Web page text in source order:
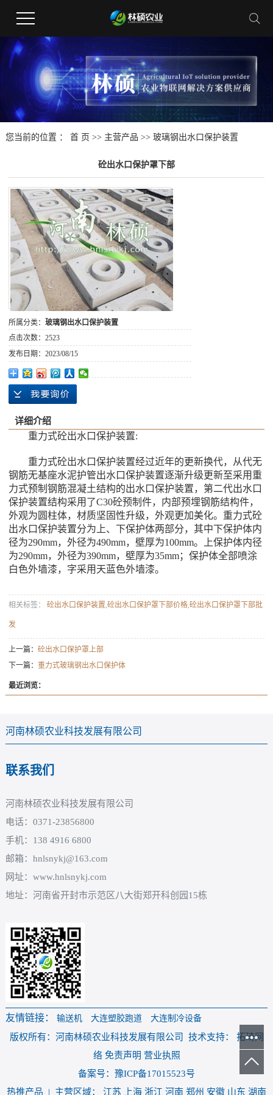
您当前的位置 ： 首 页 >> 主营产品 >> 玻璃钢出水口保护装置
砼出水口保护罩下部
所属分类： 玻璃钢出水口保护装置
点击次数： 2523
发布日期： 2023/08/15
详细介绍
重力式砼出水口保护装置:
重力式砼出水口保护装置经过近年的更新换代，从代无
钢筋无基座水泥护管出水口保护装置逐渐升级更新至采用重
力式预制钢筋混凝土结构的出水口保护装置，第二代出水口
保护装置结构采用了C30砼预制件，内部预埋钢筋结构件，
外观为圆柱体，材质坚固性升级，外观更加美化。重力式砼
出水口保护装置分为上、下保护体两部分，其中下保护体内
径为290mm，外径为490mm，壁厚为100mm。上保护体内径
为290mm，外径为390mm，壁厚为35mm；保护体全部喷涂
白色外墙漆，字采用天蓝色外墙漆。
相关标签： 砼出水口保护装置,砼出水口保护罩下部价格,砼出水口保护罩下部批
发
上一篇： 砼出水口保护罩上部
下一篇： 重力式玻璃钢出水口保护体
最近浏览：
河南林硕农业科技发展有限公司
联系我们
河南林硕农业科技发展有限公司
电话：0371-23856800
手机：138 4916 6800
邮箱：hnlsnykj@163.com
网址：www.hnlsnykj.com
地址：河南省开封市示范区八大街郑开科创园15栋
友情链接： 输送机 大连塑胶跑道 大连制冷设备
版权所有：河南林硕农业科技发展有限公司 技术支持： 拓琦网
络 免责声明 营业执照
备案号：豫ICP备17015523号
热推产品 | 主营区域： 江苏 上海 浙江 河南 郑州 安徽 山东 湖南